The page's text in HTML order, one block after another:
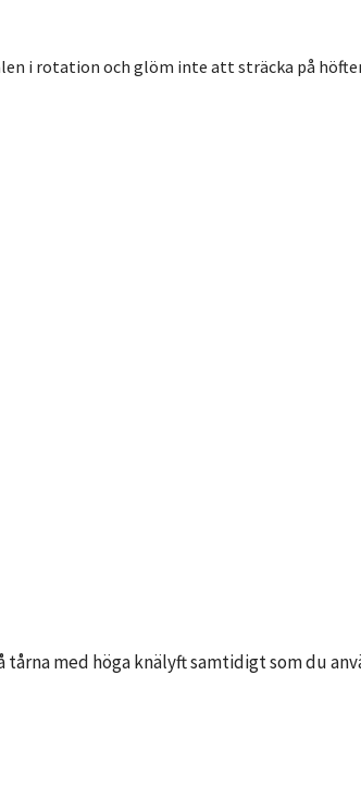
i rotation och glöm inte att sträcka på
med höga knälyft samtidigt som du